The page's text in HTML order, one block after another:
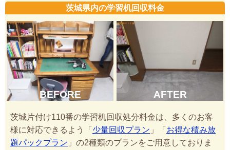
茨城県内の学習机回収料金
BEFORE AFTER
茨城片付け110番の学習机回収処分料金は、多くのお客
様に対応できるよう「 少量回収プラン 」「 お得な積み放
題パックプラン 」の2種類のプランをご用意しておりま